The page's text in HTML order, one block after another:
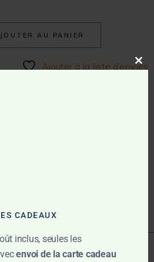
AU PANIER
Ajouter à la liste d’envies
Close
CADEAUX
inclus, seules les
envoi de la carte cadeau